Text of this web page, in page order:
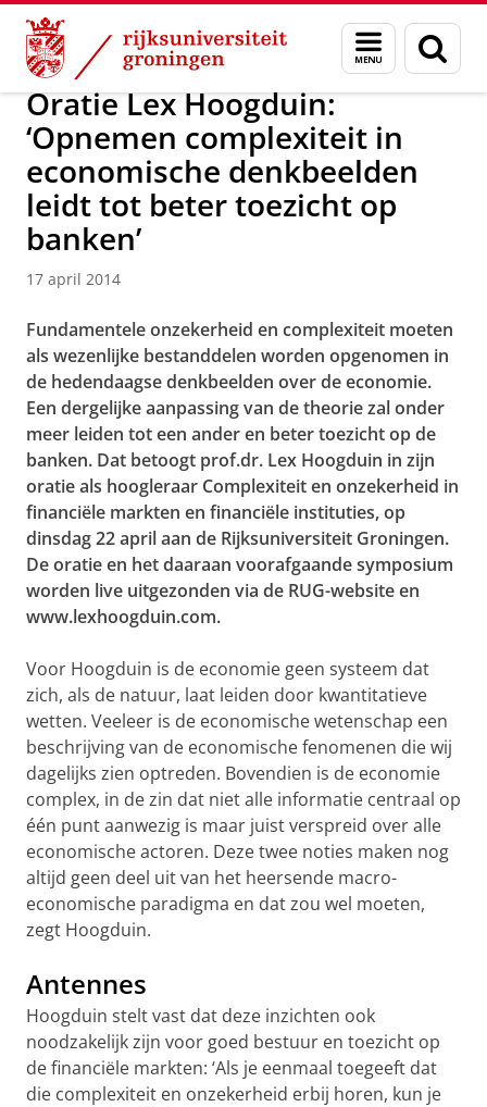
Skip
Content
Skip
Navigation
Menu
en
zoeken
Over ons Actueel Nieuws Nieuwsberichten
Oratie Lex Hoogduin:
‘Opnemen complexiteit in
economische denkbeelden
leidt tot beter toezicht op
banken’
17 april 2014
Fundamentele onzekerheid en complexiteit moeten
als wezenlijke bestanddelen worden opgenomen in
de hedendaagse denkbeelden over de economie.
Een dergelijke aanpassing van de theorie zal onder
meer leiden tot een ander en beter toezicht op de
banken. Dat betoogt prof.dr. Lex Hoogduin in zijn
oratie als hoogleraar Complexiteit en onzekerheid in
financiële markten en financiële instituties, op
dinsdag 22 april aan de Rijksuniversiteit Groningen.
De oratie en het daaraan voorafgaande symposium
worden live uitgezonden via de RUG-website en
www.lexhoogduin.com.
Voor Hoogduin is de economie geen systeem dat
zich, als de natuur, laat leiden door kwantitatieve
wetten. Veeleer is de economische wetenschap een
beschrijving van de economische fenomenen die wij
dagelijks zien optreden. Bovendien is de economie
complex, in de zin dat niet alle informatie centraal op
één punt aanwezig is maar juist verspreid over alle
economische actoren. Deze twee noties maken nog
altijd geen deel uit van het heersende macro-
economische paradigma en dat zou wel moeten,
zegt Hoogduin.
Antennes
Hoogduin stelt vast dat deze inzichten ook
noodzakelijk zijn voor goed bestuur en toezicht op
de financiële markten: ‘Als je eenmaal toegeeft dat
die complexiteit en onzekerheid erbij horen, kun je